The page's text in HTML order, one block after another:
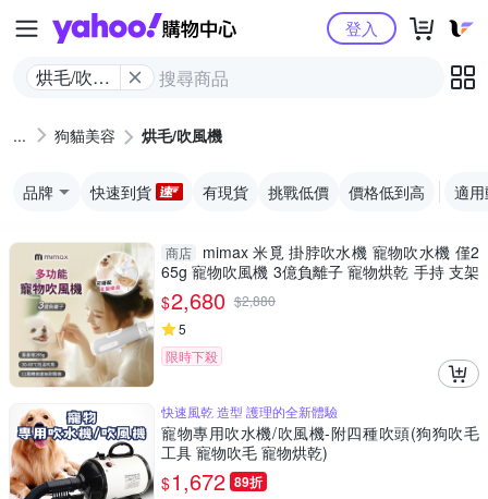
Yahoo購物中心
烘毛/吹風
登入
狗貓美容 烘毛/吹風機
品牌 快速到貨 有現貨 挑戰低價 價格低到高 適
商店
mimax 米覓 掛脖吹水機 寵物吹水機 僅2
65g 寵物吹風機 3億負離子 寵物烘乾 手持 支架
掛脖 多用
$2,680 $2,880
5
限時下殺
快速風乾 造型 護理的全新體驗
寵物專用吹水機/吹風機-附四種吹頭(狗狗吹毛
工具 寵物吹毛 寵物烘乾)
$1,672 89折